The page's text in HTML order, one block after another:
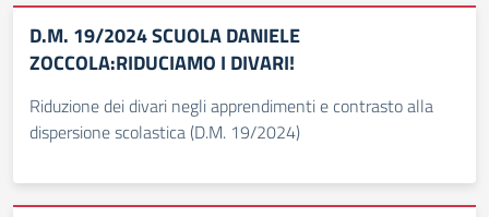
D.M. 19/2024 SCUOLA DANIELE
ZOCCOLA:RIDUCIAMO I DIVARI!
Riduzione dei divari negli apprendimenti e contrasto alla
dispersione scolastica (D.M. 19/2024)